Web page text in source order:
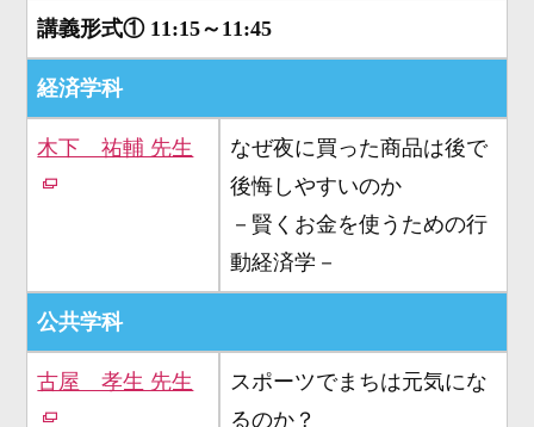
講義形式①11:15～11:45
経済学科
木下 祐輔 先生
なぜ夜に買った商品は後で
後悔しやすいのか
－賢くお金を使うための行
動経済学－
公共学科
古屋 孝生 先生
スポーツでまちは元気にな
るのか？